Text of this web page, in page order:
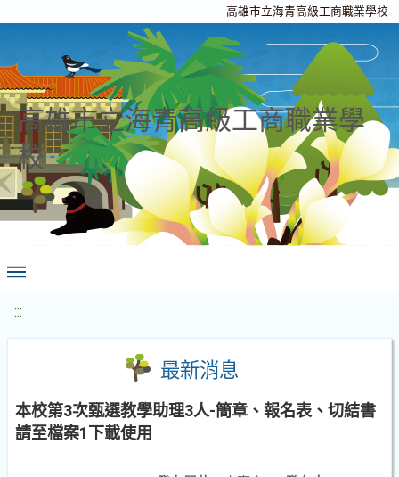
高雄市立海青高級工商職業學校
高雄市立海青高級工商職業學
校
:::
最新消息
本校第3次甄選教學助理3人-簡章、報名表、切結書
請至檔案1下載使用